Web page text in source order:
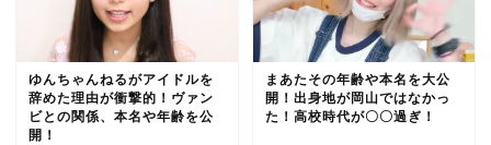
ゆんちゃんねるがアイドルを
辞めた理由が衝撃的！ヴァン
ビとの関係、本名や年齢を公
開！
まあたその年齢や本名を大公
開！出身地が岡山ではなかっ
た！高校時代が〇〇過ぎ！